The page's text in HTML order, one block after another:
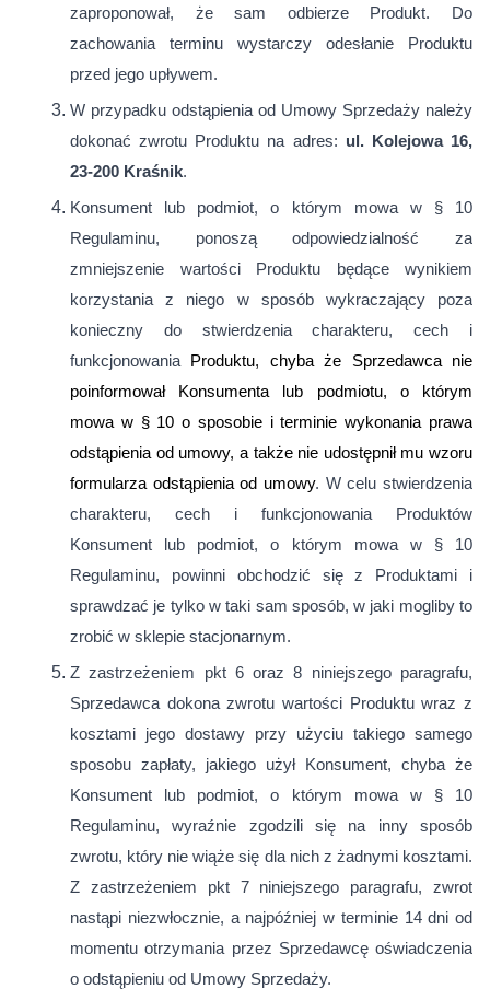
zaproponował, że sam odbierze Produkt. Do
zachowania terminu wystarczy odesłanie Produktu
przed jego upływem.
W przypadku odstąpienia od Umowy Sprzedaży należy
dokonać zwrotu Produktu na adres: ul. Kolejowa 16,
23-200 Kraśnik.
Konsument lub podmiot, o którym mowa w § 10
Regulaminu, ponoszą odpowiedzialność za
zmniejszenie wartości Produktu będące wynikiem
korzystania z niego w sposób wykraczający poza
konieczny do stwierdzenia charakteru, cech i
funkcjonowania Produktu, chyba że Sprzedawca nie
poinformował Konsumenta lub podmiotu, o którym
mowa w § 10 o sposobie i terminie wykonania prawa
odstąpienia od umowy, a także nie udostępnił mu wzoru
formularza odstąpienia od umowy. W celu stwierdzenia
charakteru, cech i funkcjonowania Produktów
Konsument lub podmiot, o którym mowa w § 10
Regulaminu, powinni obchodzić się z Produktami i
sprawdzać je tylko w taki sam sposób, w jaki mogliby to
zrobić w sklepie stacjonarnym.
Z zastrzeżeniem pkt 6 oraz 8 niniejszego paragrafu,
Sprzedawca dokona zwrotu wartości Produktu wraz z
kosztami jego dostawy przy użyciu takiego samego
sposobu zapłaty, jakiego użył Konsument, chyba że
Konsument lub podmiot, o którym mowa w § 10
Regulaminu, wyraźnie zgodzili się na inny sposób
zwrotu, który nie wiąże się dla nich z żadnymi kosztami.
Z zastrzeżeniem pkt 7 niniejszego paragrafu, zwrot
nastąpi niezwłocznie, a najpóźniej w terminie 14 dni od
momentu otrzymania przez Sprzedawcę oświadczenia
o odstąpieniu od Umowy Sprzedaży.